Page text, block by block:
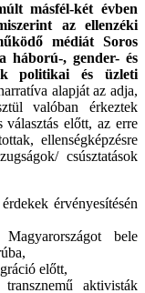
másfél-két évben
az ellenzéki
médiát Soros
háború-, gender- és
politikai és üzleti
alapját az adja,
valóban érkeztek
előtt, az erre
ellenségképzésre
csúsztatások
érvényesítésén
bele
előtt,
aktivisták